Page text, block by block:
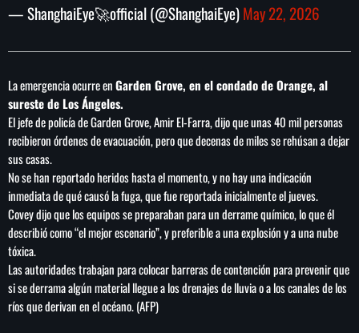
Concacaf
— ShanghaiEye🚀official (@ShanghaiEye)May 22, 2026
La emergencia ocurre enGarden Grove, en el condado de Orange, al
sureste de Los Ángeles.
El jefe de policía de Garden Grove, Amir El-Farra, dijo que unas 40 mil personas
recibieron órdenes de evacuación, pero que decenas de miles se rehúsan a dejar
sus casas.
No se han reportado heridos hasta el momento, y no hay una indicación
inmediata de qué causó la fuga, que fue reportada inicialmente el jueves.
Covey dijo que los equipos se preparaban para un derrame químico, lo que él
describió como “el mejor escenario”, y preferible a una explosión y a una nube
tóxica.
Las autoridades trabajan para colocar barreras de contención para prevenir que
si se derrama algún material llegue a los drenajes de lluvia o a los canales de los
ríos que derivan en el océano. (AFP)